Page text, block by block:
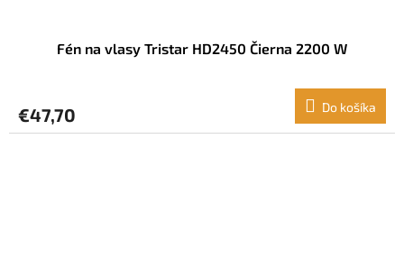
Fén na vlasy Tristar HD2450 Čierna 2200 W
€47,70 Do košíka